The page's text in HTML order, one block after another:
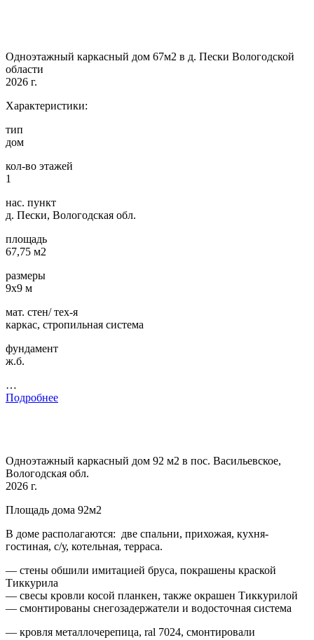
Одноэтажный каркасный дом 67м2 в д. Пески Вологодской
области
2026 г.
Характеристики:
тип
дом
кол-во этажей
1
нас. пункт
д. Пески, Вологодская обл.
площадь
67,75 м2
размеры
9х9 м
мат. стен/ тех-я
каркас, стропильная система
фундамент
ж.б.
…
Подробнее
Одноэтажный каркасный дом 92 м2 в пос. Васильевское,
Вологодская обл.
2026 г.
Площадь дома 92м2
В доме располагаются: две спальни, прихожая, кухня-
гостиная, с/у, котельная, терраса.
— стены обшили имитацией бруса, покрашены краской
Тиккурила
— свесы кровли косой планкен, также окрашен Тиккурилой
— смонтированы снегозадержатели и водосточная система
— кровля металлочерепица, ral 7024, смонтировали